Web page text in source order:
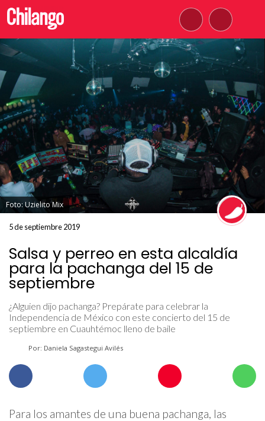
Foto: Uzielito Mix
5 de septiembre 2019
Salsa y perreo en esta alcaldía
para la pachanga del 15 de
septiembre
¿Alguien dijo pachanga? Prepárate para celebrar la
Independencia de México con este concierto del 15 de
septiembre en Cuauhtémoc lleno de baile
Por: Daniela Sagastegui Avilés
Para los amantes de una buena pachanga, las